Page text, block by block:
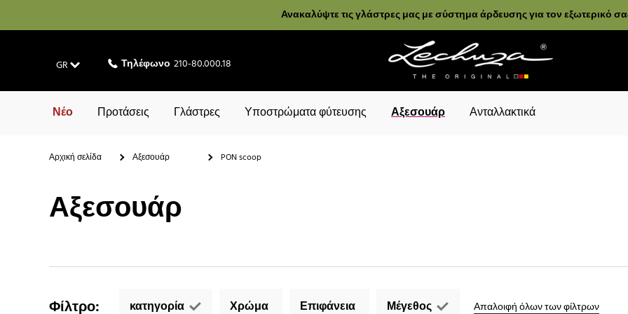
Ανακαλύψτε τις γλάστρες μας με σύστημα άρδευσης για τον εξωτερικό
GR Τηλέφωνο 210-80.000.18
Νέο Προτάσεις Γλάστρες Υποστρώματα φύτευσης Αξεσουάρ Ανταλλακτικά
Αρχική σελίδα Αξεσουάρ PON scoop
Αξεσουάρ
Φίλτρο: κατηγορία Χρώμα Επιφάνεια Μέγεθος Απαλοιφή όλων των φίλτρων